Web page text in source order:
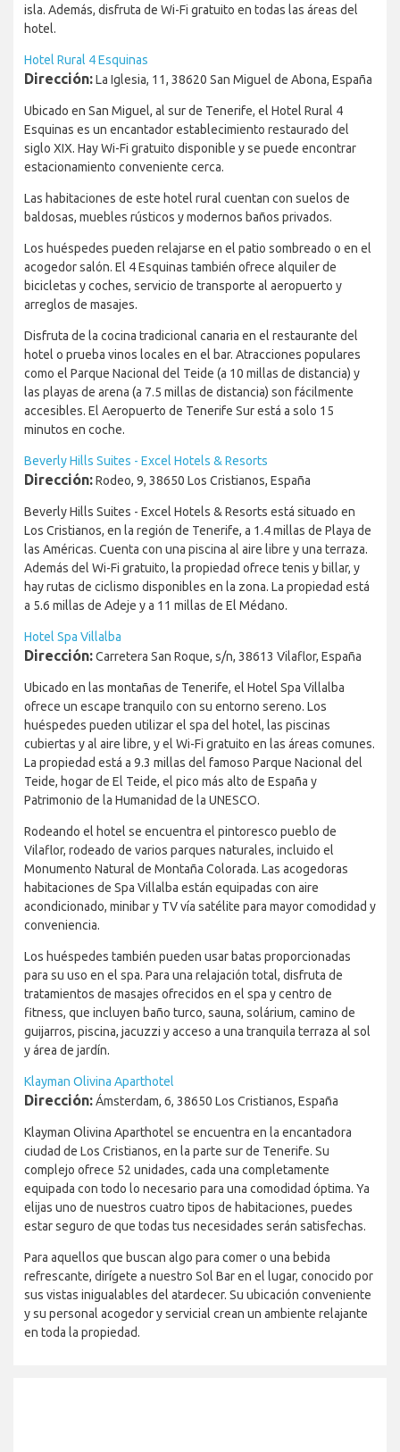
isla. Además, disfruta de Wi-Fi gratuito en todas las áreas del
hotel.
Hotel Rural 4 Esquinas
Dirección:La Iglesia, 11, 38620 San Miguel de Abona, España
Ubicado en San Miguel, al sur de Tenerife, el Hotel Rural 4
Esquinas es un encantador establecimiento restaurado del
siglo XIX. Hay Wi-Fi gratuito disponible y se puede encontrar
estacionamiento conveniente cerca.
Las habitaciones de este hotel rural cuentan con suelos de
baldosas, muebles rústicos y modernos baños privados.
Los huéspedes pueden relajarse en el patio sombreado o en el
acogedor salón. El 4 Esquinas también ofrece alquiler de
bicicletas y coches, servicio de transporte al aeropuerto y
arreglos de masajes.
Disfruta de la cocina tradicional canaria en el restaurante del
hotel o prueba vinos locales en el bar. Atracciones populares
como el Parque Nacional del Teide (a 10 millas de distancia) y
las playas de arena (a 7.5 millas de distancia) son fácilmente
accesibles. El Aeropuerto de Tenerife Sur está a solo 15
minutos en coche.
Beverly Hills Suites - Excel Hotels & Resorts
Dirección:Rodeo, 9, 38650 Los Cristianos, España
Beverly Hills Suites - Excel Hotels & Resorts está situado en
Los Cristianos, en la región de Tenerife, a 1.4 millas de Playa de
las Américas. Cuenta con una piscina al aire libre y una terraza.
Además del Wi-Fi gratuito, la propiedad ofrece tenis y billar, y
hay rutas de ciclismo disponibles en la zona. La propiedad está
a 5.6 millas de Adeje y a 11 millas de El Médano.
Hotel Spa Villalba
Dirección:Carretera San Roque, s/n, 38613 Vilaflor, España
Ubicado en las montañas de Tenerife, el Hotel Spa Villalba
ofrece un escape tranquilo con su entorno sereno. Los
huéspedes pueden utilizar el spa del hotel, las piscinas
cubiertas y al aire libre, y el Wi-Fi gratuito en las áreas comunes.
La propiedad está a 9.3 millas del famoso Parque Nacional del
Teide, hogar de El Teide, el pico más alto de España y
Patrimonio de la Humanidad de la UNESCO.
Rodeando el hotel se encuentra el pintoresco pueblo de
Vilaflor, rodeado de varios parques naturales, incluido el
Monumento Natural de Montaña Colorada. Las acogedoras
habitaciones de Spa Villalba están equipadas con aire
acondicionado, minibar y TV vía satélite para mayor comodidad y
conveniencia.
Los huéspedes también pueden usar batas proporcionadas
para su uso en el spa. Para una relajación total, disfruta de
tratamientos de masajes ofrecidos en el spa y centro de
fitness, que incluyen baño turco, sauna, solárium, camino de
guijarros, piscina, jacuzzi y acceso a una tranquila terraza al sol
y área de jardín.
Klayman Olivina Aparthotel
Dirección:Ámsterdam, 6, 38650 Los Cristianos, España
Klayman Olivina Aparthotel se encuentra en la encantadora
ciudad de Los Cristianos, en la parte sur de Tenerife. Su
complejo ofrece 52 unidades, cada una completamente
equipada con todo lo necesario para una comodidad óptima. Ya
elijas uno de nuestros cuatro tipos de habitaciones, puedes
estar seguro de que todas tus necesidades serán satisfechas.
Para aquellos que buscan algo para comer o una bebida
refrescante, dirígete a nuestro Sol Bar en el lugar, conocido por
sus vistas inigualables del atardecer. Su ubicación conveniente
y su personal acogedor y servicial crean un ambiente relajante
en toda la propiedad.